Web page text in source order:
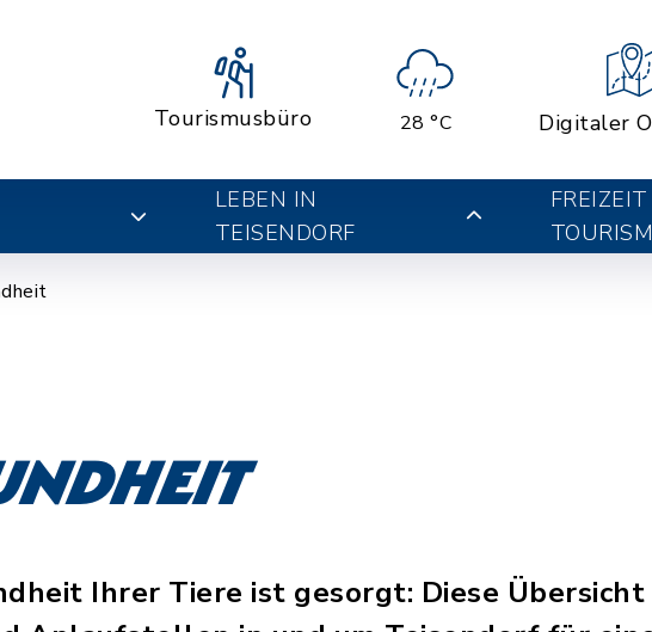
Tourismusbüro 28 °C Digitaler
LEBEN IN
TEISENDORF
Ihrer Tiere ist gesorgt: Diese